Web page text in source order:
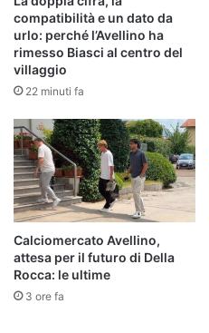
compatibilità e un dato da
urlo: perché l’Avellino ha
rimesso Biasci al centro del
villaggio
22 minuti fa
Calciomercato Avellino,
attesa per il futuro di Della
Rocca: le ultime
3 ore fa